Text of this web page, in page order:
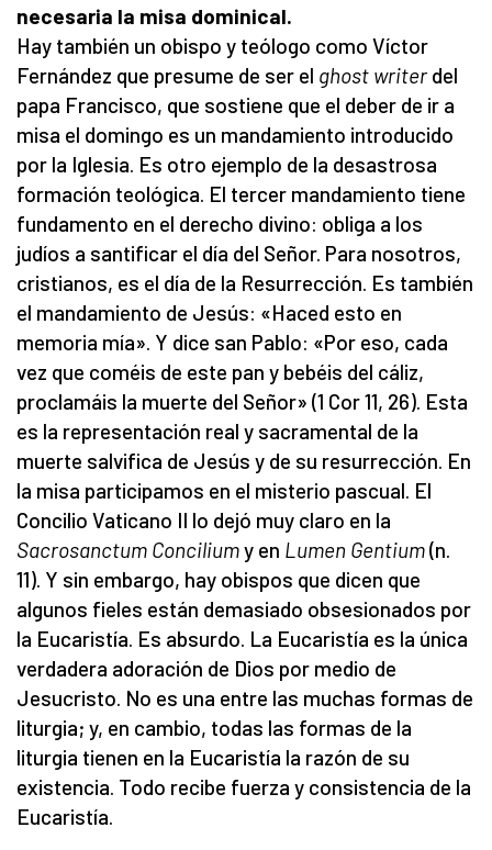
necesaria la misa dominical.
Hay también un obispo y teólogo como Víctor
Fernández que presume de ser el ghost writerdel
papa Francisco, que sostiene que el deber de ir a
misa el domingo es un mandamiento introducido
por la Iglesia. Es otro ejemplo de la desastrosa
formación teológica. El tercer mandamiento tiene
fundamento en el derecho divino: obliga a los
judíos a santificar el día del Señor. Para nosotros,
cristianos, es el día de la Resurrección. Es también
el mandamiento de Jesús: «Haced esto en
memoria mía». Y dice san Pablo: «Por eso, cada
vez que coméis de este pan y bebéis del cáliz,
proclamáis la muerte del Señor» (1 Cor 11, 26). Esta
es la representación real y sacramental de la
muerte salvifica de Jesús y de su resurrección. En
la misa participamos en el misterio pascual. El
Concilio Vaticano II lo dejó muy claro en la
Sacrosanctum Conciliumy en Lumen Gentium(n.
11). Y sin embargo, hay obispos que dicen que
algunos fieles están demasiado obsesionados por
la Eucaristía. Es absurdo. La Eucaristía es la única
verdadera adoración de Dios por medio de
Jesucristo. No es una entre las muchas formas de
liturgia; y, en cambio, todas las formas de la
liturgia tienen en la Eucaristía la razón de su
existencia. Todo recibe fuerza y consistencia de la
Eucaristía.